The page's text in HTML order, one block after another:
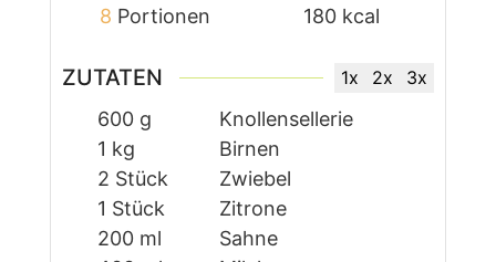
8 Portionen
180 kcal
ZUTATEN 1x 2x 3x
600 g
Knollensellerie
1 kg
Birnen
2 Stück
Zwiebel
1 Stück
Zitrone
200 ml
Sahne